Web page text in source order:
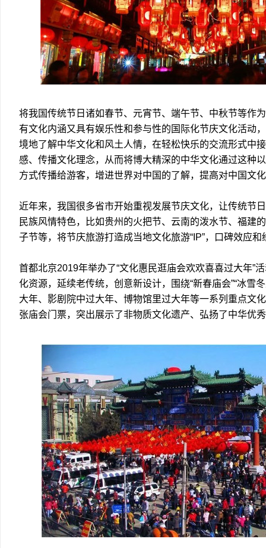
将我国传统节日诸如春节、元宵节、端午节、中秋节等作
有文化内涵又具有娱乐性和参与性的国际化节庆文化活动
境地了解中华文化和风土人情，在轻松快乐的交流形式中
感、传播文化理念，从而将博大精深的中华文化通过这种
方式传播给游客，增进世界对中国的了解，提高对中国文
近年来，我国很多省市开始重视发展节庆文化，让传统节
民族风情特色，比如贵州的火把节、云南的泼水节、福建
子节等，将节庆旅游打造成当地文化旅游“IP”，口碑效应
首都北京2019年举办了“文化惠民逛庙会欢欢喜喜过大年”
化资源，延续老传统，创意新设计，围绕“新春庙会”“冰雪
大年、影剧院中过大年、博物馆里过大年等一系列重点文
张庙会门票，突出展示了非物质文化遗产、弘扬了中华优